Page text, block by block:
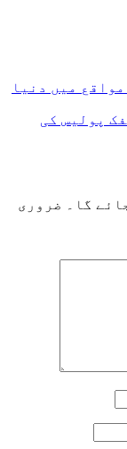
میں دنیا
پولیس کی
گا۔
ضروری